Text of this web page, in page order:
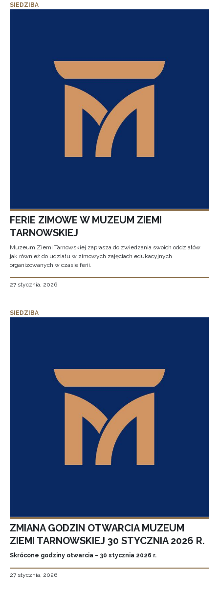
SIEDZIBA
FERIE ZIMOWE W MUZEUM ZIEMI
TARNOWSKIEJ
Muzeum Ziemi Tarnowskiej zaprasza do zwiedzania swoich oddziałów
jak również do udziału w zimowych zajęciach edukacyjnych
organizowanych w czasie ferii.
27 stycznia, 2026
SIEDZIBA
ZMIANA GODZIN OTWARCIA MUZEUM
ZIEMI TARNOWSKIEJ 30 STYCZNIA 2026 R.
Skrócone godziny otwarcia – 30 stycznia 2026 r.
27 stycznia, 2026